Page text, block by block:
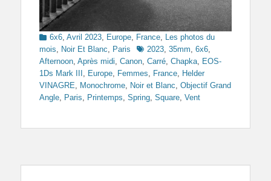
Categories
6x6 Avril 2023 Europe France
Les photos du
mois
Noir Et Blanc Paris Tags2023 35mm 6x6
Afternoon Après midi Canon Carré Chapka
EOS-
1Ds Mark III
Europe Femmes France
Helder
VINAGRE
Monochrome Noir et Blanc Objectif Grand
Angle
Paris Printemps Spring Square Vent